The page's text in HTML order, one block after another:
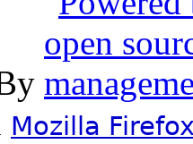
Mozilla